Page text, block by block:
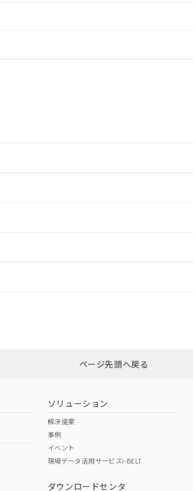
ダウンロードはこちらページ先頭へ戻る
ソリューション
解決提案
事例
イベント
現場データ活用サービスi-BELT
ダウンロードセンタ